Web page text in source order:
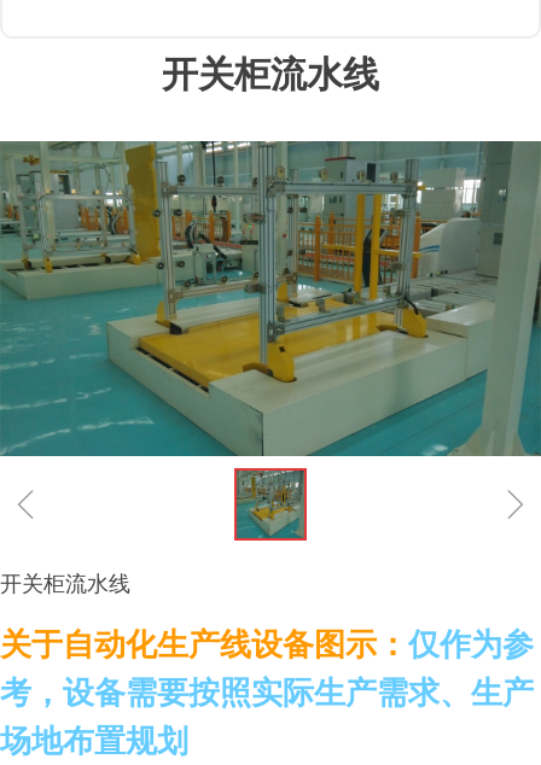
ꁆ ꁇ
开关柜流水线
开关柜流水线
关于自动化生产线设备图示：仅作为参
考，设备需要按照实际生产需求、生产
场地布置规划